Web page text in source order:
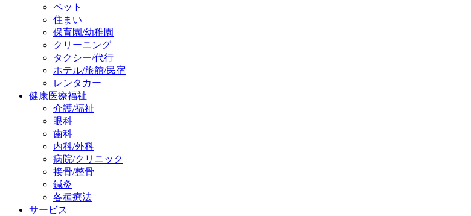
ペット
住まい
保育園/幼稚園
クリーニング
タクシー/代行
ホテル/旅館/民宿
レンタカー
健康医療福祉
介護/福祉
眼科
歯科
内科/外科
病院/クリニック
接骨/整骨
鍼灸
各種療法
サービス